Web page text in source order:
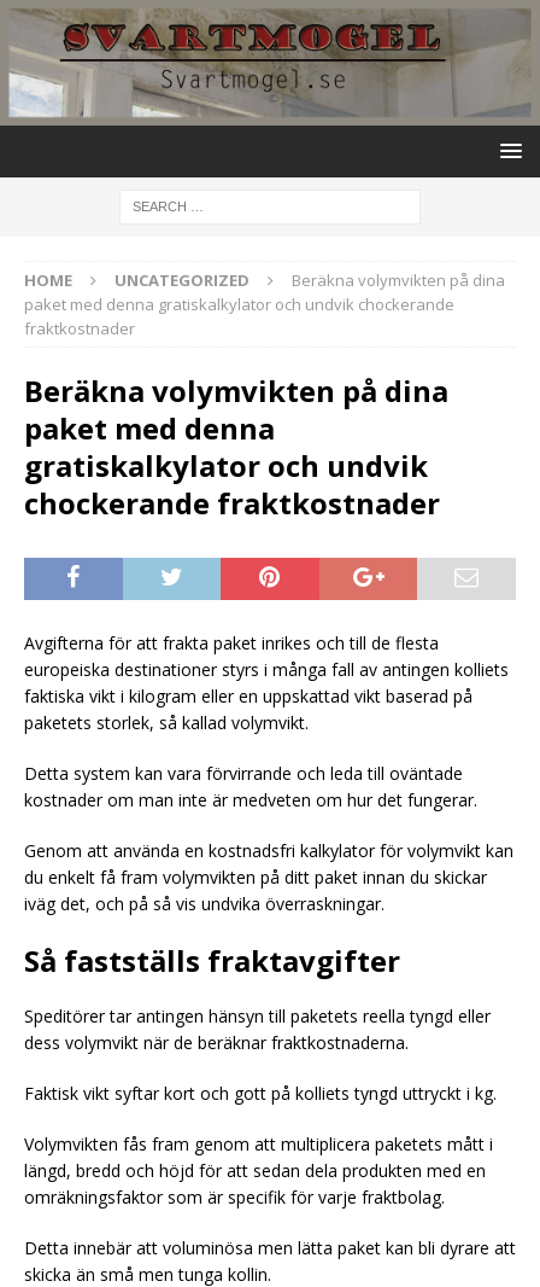
HOME UNCATEGORIZED
Beräkna volymvikten på dina
paket med denna gratiskalkylator och undvik chockerande
fraktkostnader
Beräkna volymvikten på dina
paket med denna
gratiskalkylator och undvik
chockerande fraktkostnader
Avgifterna för att frakta paket inrikes och till de flesta
europeiska destinationer styrs i många fall av antingen kolliets
faktiska vikt i kilogram eller en uppskattad vikt baserad på
paketets storlek, så kallad volymvikt.
Detta system kan vara förvirrande och leda till oväntade
kostnader om man inte är medveten om hur det fungerar.
Genom att använda en kostnadsfri kalkylator för volymvikt kan
du enkelt få fram volymvikten på ditt paket innan du skickar
iväg det, och på så vis undvika överraskningar.
Så fastställs fraktavgifter
Speditörer tar antingen hänsyn till paketets reella tyngd eller
dess volymvikt när de beräknar fraktkostnaderna.
Faktisk vikt syftar kort och gott på kolliets tyngd uttryckt i kg.
Volymvikten fås fram genom att multiplicera paketets mått i
längd, bredd och höjd för att sedan dela produkten med en
omräkningsfaktor som är specifik för varje fraktbolag.
Detta innebär att voluminösa men lätta paket kan bli dyrare att
skicka än små men tunga kollin.